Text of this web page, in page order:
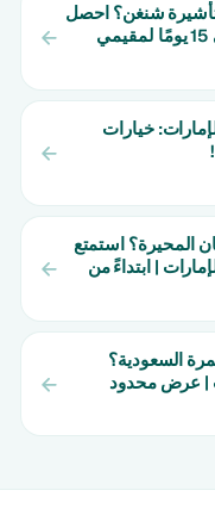
شنغن؟ احصل
على معالجة تأشيرة إسبانيا في 15 يومًا لمقيمي
خيارات
المحيرة؟ استمتع
| ابتداءً من
السعودية؟
| عرض محدود